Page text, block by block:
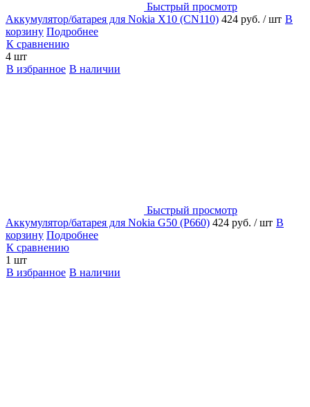
Быстрый просмотр
Аккумулятор/батарея для Nokia X10 (CN110) 424 руб. / шт В
корзину Подробнее
К сравнению
4 шт
В избранное В наличии
Быстрый просмотр
Аккумулятор/батарея для Nokia G50 (P660) 424 руб. / шт В
корзину Подробнее
К сравнению
1 шт
В избранное В наличии